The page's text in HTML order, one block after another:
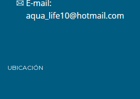
UBICACIÓN